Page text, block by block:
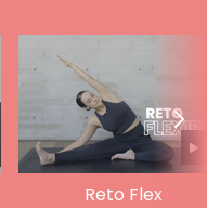
Reto Flex